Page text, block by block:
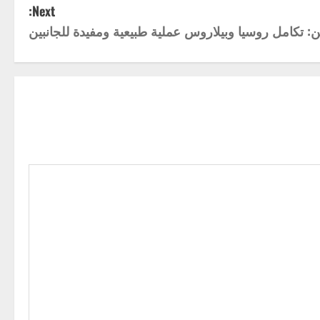
Next:
تكامل روسيا وبيلاروس عملية طبيعية ومفيدة للجانبين